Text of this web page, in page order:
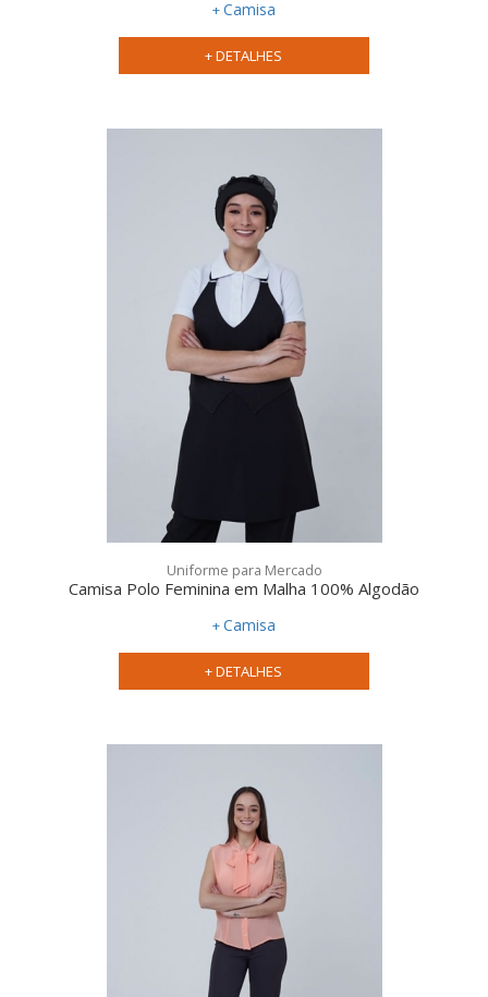
Camisa
+ DETALHES
Uniforme para Mercado
Camisa Polo Feminina em Malha 100% Algodão
Camisa
+ DETALHES